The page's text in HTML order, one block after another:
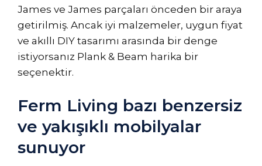
James ve James parçaları önceden bir araya
getirilmiş. Ancak iyi malzemeler, uygun fiyat
ve akıllı DIY tasarımı arasında bir denge
istiyorsanız Plank & Beam harika bir
seçenektir.
Ferm Living bazı benzersiz
ve yakışıklı mobilyalar
sunuyor